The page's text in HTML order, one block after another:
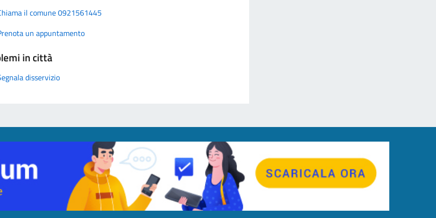
il comune 0921561445
un appuntamento
in città
disservizio